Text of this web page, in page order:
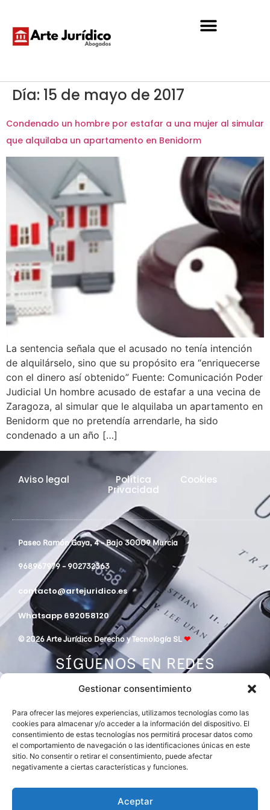
Gestionar consentimiento
Para ofrecer las mejores experiencias, utilizamos tecnologías como las
cookies para almacenar y/o acceder a la información del dispositivo. El
consentimiento de estas tecnologías nos permitirá procesar datos como
el comportamiento de navegación o las identificaciones únicas en este
sitio. No consentir o retirar el consentimiento, puede afectar
negativamente a ciertas características y funciones.
Aceptar
Día: 15 de mayo de 2017
Condenado un hombre por estafar a una mujer al simular
que alquilaba un apartamento en Benidorm
La sentencia señala que el acusado no tenía intención
de alquilárselo, sino que su propósito era “enriquecerse
con el dinero así obtenido” Fuente: Comunicación Poder
Judicial Un hombre acusado de estafar a una vecina de
Zaragoza, al simular que le alquilaba un apartamento en
Benidorm que no pretendía arrendarle, ha sido
condenado a un año […]
Aviso legal
Política
Privacidad
Cookies
Paseo Ramón Gaya, 4 - Bajo 30009 Murcia
968967979 - 902732363
contacto@artejuridico.es
Whatsapp 692058120
© 2026 Arte Jurídico Derecho y Tecnología SL ❤
SÍGUENOS EN REDES
DESPACHO MIEMBRO DE
INTERNATIONAL LAWYERS NETWORK